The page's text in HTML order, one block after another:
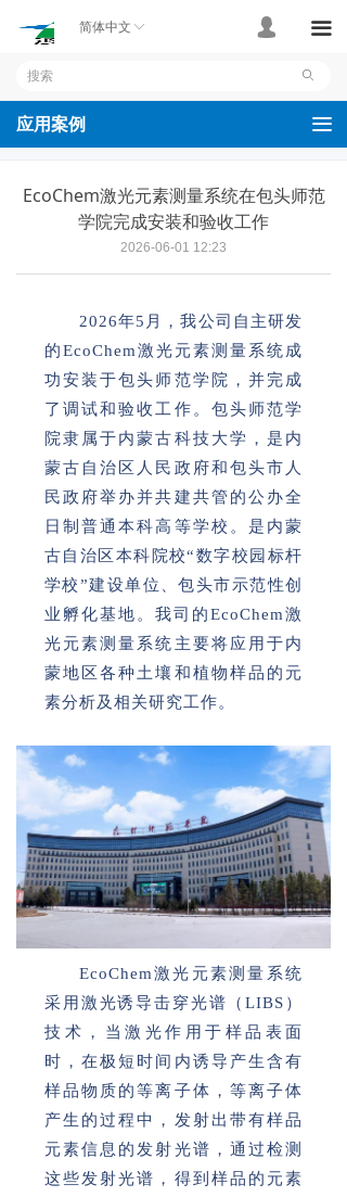
끀
首页
产品
应用案例
联系我们
ꀅ
简体中文 넙
ꄙ
EcoChem激光元素测量系统在包头师范
学院完成安装和验收工作
2026年5月，我公司自主研发
的EcoChem激光元素测量系统成
功安装于包头师范学院，并完成
了调试和验收工作。包头师范学
院隶属于内蒙古科技大学，是内
蒙古自治区人民政府和包头市人
民政府举办并共建共管的公办全
日制普通本科高等学校。是内蒙
古自治区本科院校“数字校园标杆
学校”建设单位、包头市示范性创
业孵化基地。我司的EcoChem激
光元素测量系统主要将应用于内
蒙地区各种土壤和植物样品的元
素分析及相关研究工作。
EcoChem激光元素测量系统
采用激光诱导击穿光谱（LIBS）
技术，当激光作用于样品表面
时，在极短时间内诱导产生含有
样品物质的等离子体，等离子体
产生的过程中，发射出带有样品
元素信息的发射光谱，通过检测
这些发射光谱，得到样品的元素
2026-06-01 12:23
应用案例 끀